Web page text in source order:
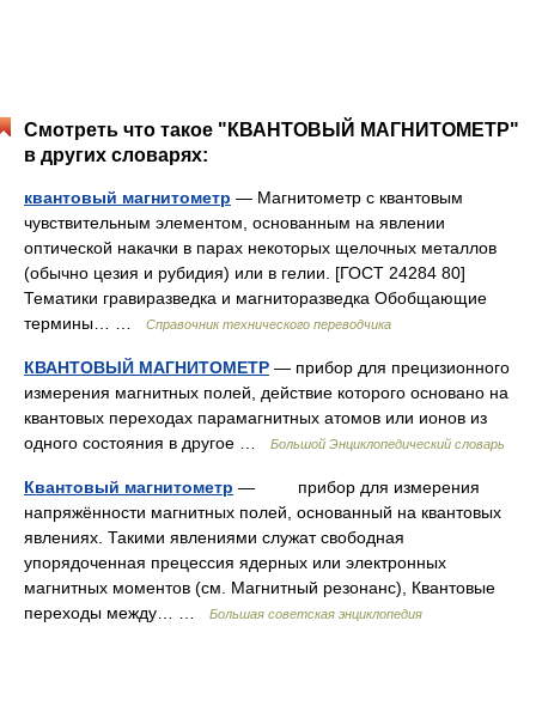
Смотреть что такое "КВАНТОВЫЙ МАГНИТОМЕТР"
в других словарях:
квантовый магнитометр — Магнитометр с квантовым
чувствительным элементом, основанным на явлении
оптической накачки в парах некоторых щелочных металлов
(обычно цезия и рубидия) или в гелии. [ГОСТ 24284 80]
Тематики гравиразведка и магниторазведка Обобщающие
термины… …
Справочник технического переводчика
КВАНТОВЫЙ МАГНИТОМЕТР — прибор для прецизионного
измерения магнитных полей, действие которого основано на
квантовых переходах парамагнитных атомов или ионов из
одного состояния в другое …
Большой Энциклопедический словарь
Квантовый магнитометр — прибор для измерения
напряжённости магнитных полей, основанный на квантовых
явлениях. Такими явлениями служат свободная
упорядоченная прецессия ядерных или электронных
магнитных моментов (см. Магнитный резонанс), Квантовые
переходы между… …
Большая советская энциклопедия